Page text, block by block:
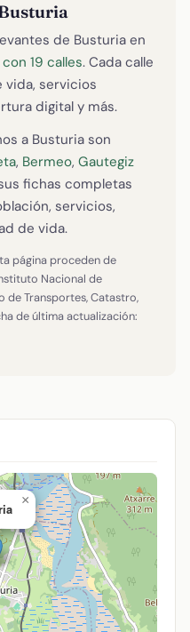
de Busturia en
19 calles. Cada calle
vida, servicios
digital y más.
a Busturia son
, Bermeo, Gautegiz
fichas completas
servicios,
de vida.
página proceden de
Nacional de
de Transportes, Catastro,
de última actualización:
×